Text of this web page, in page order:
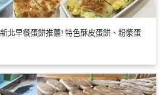
北早餐蛋餅推薦! 特色酥皮蛋餅、粉漿蛋